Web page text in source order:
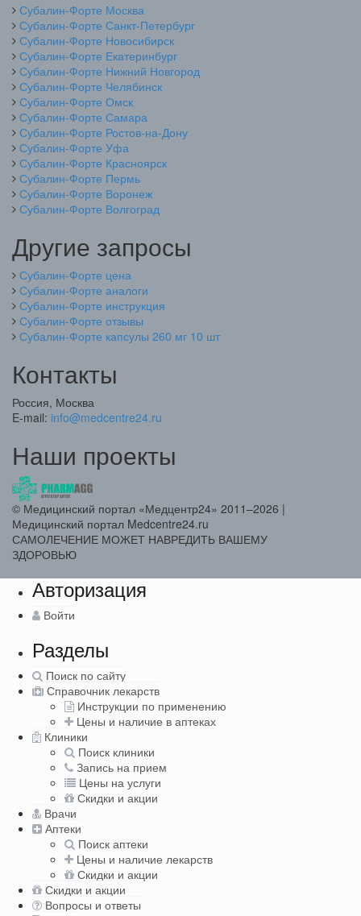
Субалин-Форте Москва
Субалин-Форте Санкт-Петербург
Субалин-Форте Новосибирск
Субалин-Форте Екатеринбург
Субалин-Форте Нижний Новгород
Субалин-Форте Челябинск
Субалин-Форте Омск
Субалин-Форте Самара
Субалин-Форте Ростов-на-Дону
Субалин-Форте Уфа
Субалин-Форте Красноярск
Субалин-Форте Пермь
Субалин-Форте Воронеж
Субалин-Форте Волгоград
Другие запросы
Субалин-Форте цена
Субалин-Форте аналоги
Субалин-Форте инструкция
Субалин-Форте отзывы
Субалин-Форте капсулы 260 мг 10 шт
Контакты
Россия, Москва
E-mail: info@medcentre24.ru
Наши проекты
© Медицинский портал «Медцентр24» 2011–2026 |
Медицинский портал Medcentre24.ru
САМОЛЕЧЕНИЕ МОЖЕТ НАВРЕДИТЬ ВАШЕМУ
ЗДОРОВЬЮ
Авторизация
Войти
Разделы
Поиск по сайту
Справочник лекарств
Инструкции по применению
Цены и наличие в аптеках
Клиники
Поиск клиники
Запись на прием
Цены на услуги
Скидки и акции
Врачи
Аптеки
Поиск аптеки
Цены и наличие лекарств
Скидки и акции
Скидки и акции
Вопросы и ответы